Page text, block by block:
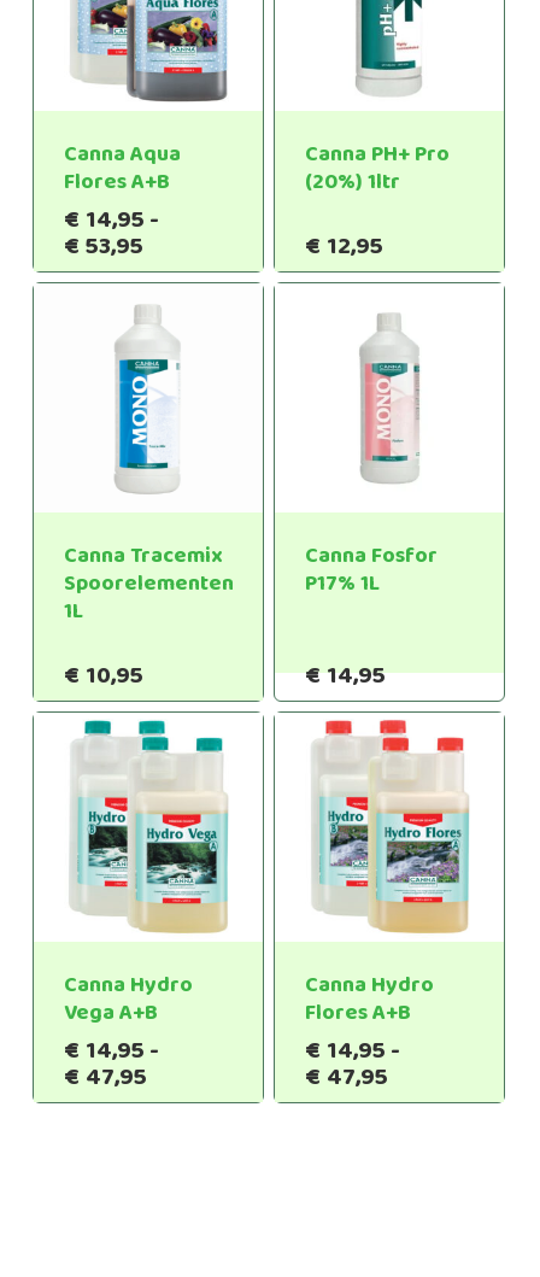
Canna Aqua
Flores A+B
€ 14,95-
€53,95Prijsklasse:
€14,95
tot
€53,95
Canna PH+ Pro
(20%) 1ltr
€ 12,95
Canna Tracemix
Spoorelementen
1L
€ 10,95
Canna Fosfor
P17% 1L
€14,95
Canna Hydro
Vega A+B
€ 14,95-
€ 47,95Prijsklasse:
€14,95
Canna Hydro
Flores A+B
€ 14,95-
€ 47,95
€14,95